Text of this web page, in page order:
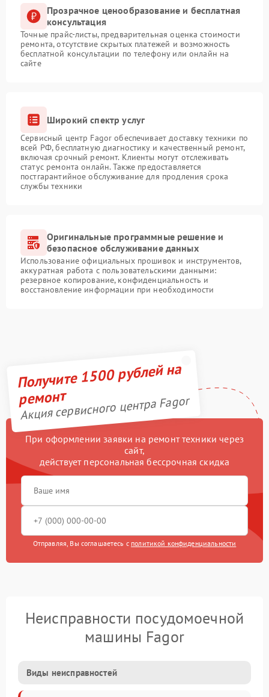
Прозрачное ценообразование и бесплатная
консультация
Точные прайс-листы, предварительная оценка стоимости
ремонта, отсутствие скрытых платежей и возможность
бесплатной консультации по телефону или онлайн на
сайте
Широкий спектр услуг
Сервисный центр Fagor обеспечивает доставку техники по
всей РФ, бесплатную диагностику и качественный ремонт,
включая срочный ремонт. Клиенты могут отслеживать
статус ремонта онлайн. Также предоставляется
постгарантийное обслуживание для продления срока
службы техники
Оригинальные программные решение и
безопасное обслуживание данных
Использование официальных прошивок и инструментов,
аккуратная работа с пользовательскими данными:
резервное копирование, конфиденциальность и
восстановление информации при необходимости
Получите 1500 рублей на
ремонт
Акция сервисного центра Fagor
При оформлении заявки на ремонт техники через
сайт,
действует персональная бессрочная скидка
Отправляя, Вы соглашаетесь с политикой конфиденциальности
Неисправности посудомоечной
машины Fagor
Виды неисправностей